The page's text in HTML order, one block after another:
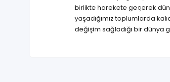
birlikte harekete geçerek
yaşadığımız toplumlarda
değişim sağladığı bir dünya